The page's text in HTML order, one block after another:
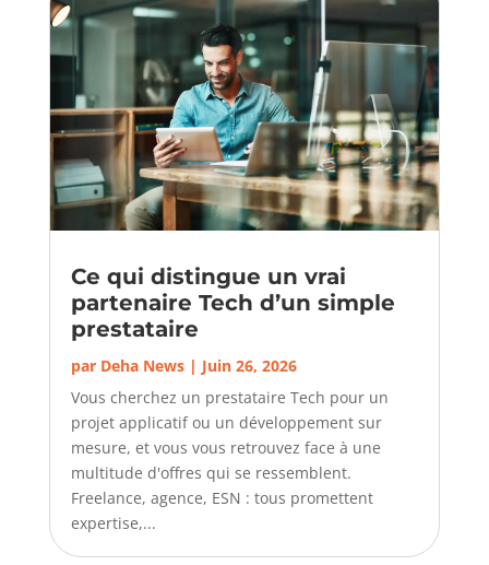
Ce qui distingue un vrai
partenaire Tech d’un simple
prestataire
par Deha News| Juin 26, 2026
Vous cherchez un prestataire Tech pour un
projet applicatif ou un développement sur
mesure, et vous vous retrouvez face à une
multitude d'offres qui se ressemblent.
Freelance, agence, ESN : tous promettent
expertise,...